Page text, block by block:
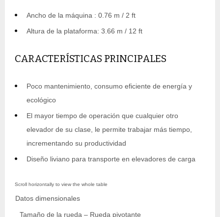
Ancho de la máquina : 0.76 m / 2 ft
Altura de la plataforma: 3.66 m / 12 ft
CARACTERÍSTICAS PRINCIPALES
Poco mantenimiento, consumo eficiente de energía y
ecológico
El mayor tiempo de operación que cualquier otro
elevador de su clase, le permite trabajar más tiempo,
incrementando su productividad
Diseño liviano para transporte en elevadores de carga
Datos dimensionales
Tamaño de la rueda – Rueda pivotante